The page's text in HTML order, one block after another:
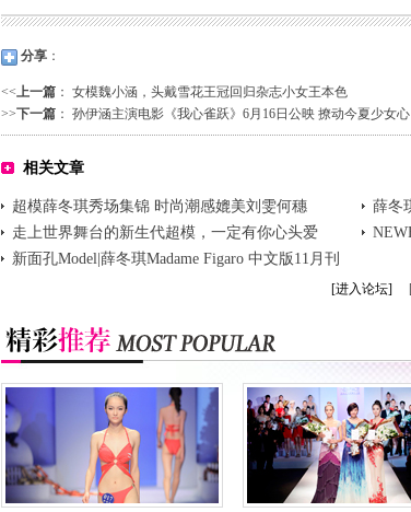
分享 ：
<<上一篇 ： 女模魏小涵，头戴雪花王冠回归杂志小女王本色
>>下一篇 ： 孙伊涵主演电影《我心雀跃》6月16日公映 撩动今夏少女心
相关文章
超模薛冬琪秀场集锦 时尚潮感媲美刘雯何穗
薛冬
走上世界舞台的新生代超模，一定有你心头爱
新面孔Model|薛冬琪Madame Figaro 中文版11月刊
[进入论坛]